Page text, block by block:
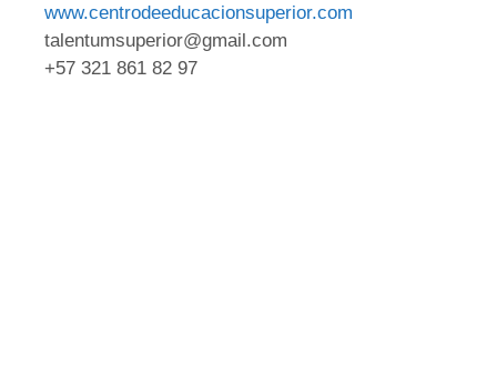
www.centrodeeducacionsuperior.com
talentumsuperior@gmail.com
+57 321 861 82 97